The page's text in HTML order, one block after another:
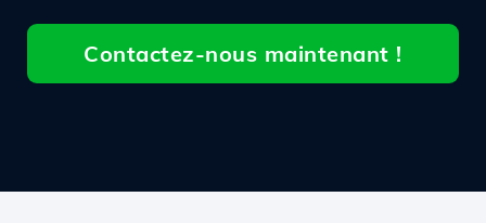
Contactez-nous maintenant !